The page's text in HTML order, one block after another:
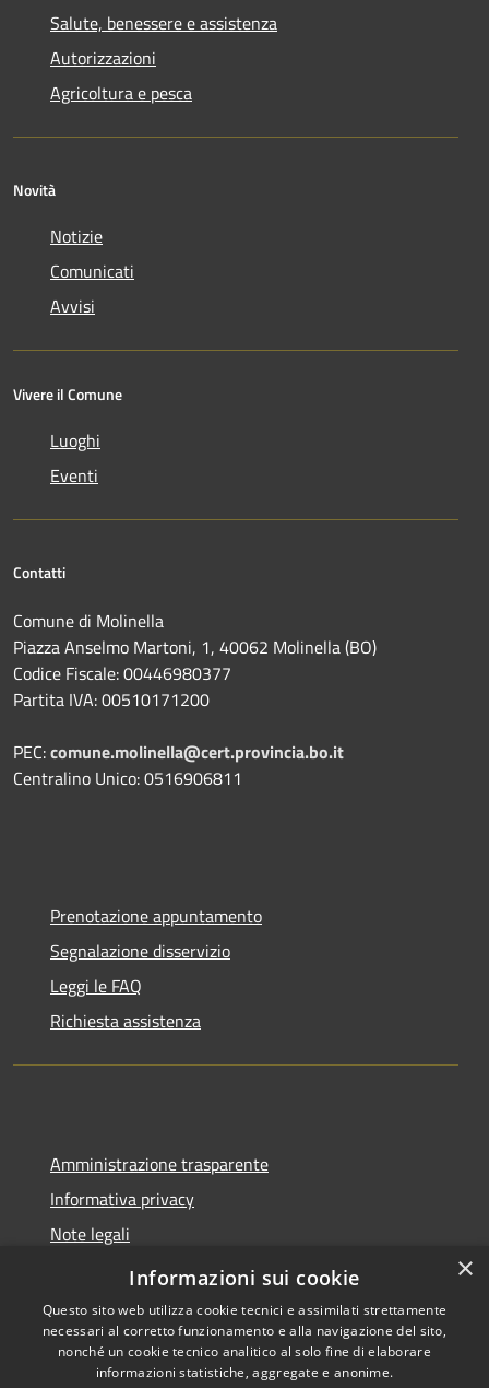
Salute, benessere e assistenza
Autorizzazioni
Agricoltura e pesca
Novità
Notizie
Comunicati
Avvisi
Vivere il Comune
Luoghi
Eventi
Contatti
Comune di Molinella
Piazza Anselmo Martoni, 1, 40062 Molinella (BO)
Codice Fiscale: 00446980377
Partita IVA: 00510171200
PEC:comune.molinella@cert.provincia.bo.it
Centralino Unico: 0516906811
Prenotazione appuntamento
Segnalazione disservizio
Leggi le FAQ
Richiesta assistenza
Amministrazione trasparente
Informativa privacy
Note legali
Dichiarazione di accessibilità
Copyright © 2026 • Comune di
×
Informazioni sui cookie
Questo sito web utilizza cookie tecnici e assimilati strettamente
necessari al corretto funzionamento e alla navigazione del sito,
nonché un cookie tecnico analitico al solo fine di elaborare
informazioni statistiche, aggregate e anonime.